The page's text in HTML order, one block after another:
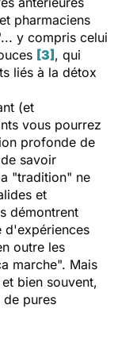
pharmaciens
y compris celui
[3], qui
liés à la détox
(et
vous pourrez
profonde de
savoir
"tradition" ne
et
démontrent
d'expériences
outre les
marche". Mais
bien souvent,
de pures